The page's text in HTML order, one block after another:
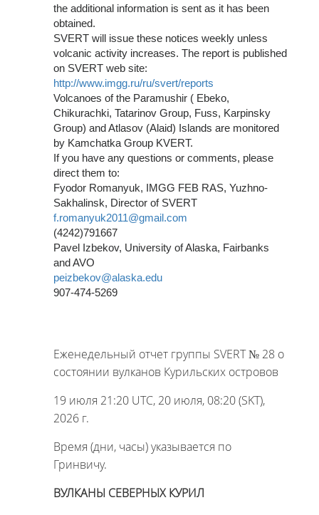
the additional information is sent as it has been
obtained.
SVERT will issue these notices weekly unless
volcanic activity increases. The report is published
on SVERT web site:
http://www.imgg.ru/ru/svert/reports
Volcanoes of the Paramushir ( Ebeko,
Chikurachki, Tatarinov Group, Fuss, Karpinsky
Group) and Atlasov (Alaid) Islands are monitored
by Kamchatka Group KVERT.
If you have any questions or comments, please
direct them to:
Fyodor Romanyuk, IMGG FEB RAS, Yuzhno-
Sakhalinsk, Director of SVERT
f.romanyuk2011@gmail.com
(4242)791667
Pavel Izbekov, University of Alaska, Fairbanks
and AVO
peizbekov@alaska.edu
907-474-5269
Еженедельный отчет группы SVERT № 28 о
состоянии вулканов Курильских островов
19 июля 21:20 UTC, 20 июля, 08:20 (SKT),
2026 г.
Время (дни, часы) указывается по
Гринвичу.
ВУЛКАНЫ СЕВЕРНЫХ КУРИЛ